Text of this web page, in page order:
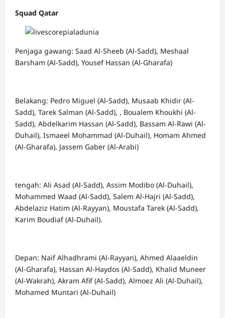
Squad Qatar
Penjaga gawang: Saad Al-Sheeb (Al-Sadd), Meshaal
Barsham (Al-Sadd), Yousef Hassan (Al-Gharafa)
Belakang: Pedro Miguel (Al-Sadd), Musaab Khidir (Al-
Sadd), Tarek Salman (Al-Sadd), , Boualem Khoukhi (Al-
Sadd), Abdelkarim Hassan (Al-Sadd), Bassam Al-Rawi (Al-
Duhail), Ismaeel Mohammad (Al-Duhail), Homam Ahmed
(Al-Gharafa), Jassem Gaber (Al-Arabi)
tengah: Ali Asad (Al-Sadd), Assim Modibo (Al-Duhail),
Mohammed Waad (Al-Sadd), Salem Al-Hajri (Al-Sadd),
Abdelaziz Hatim (Al-Rayyan), Moustafa Tarek (Al-Sadd),
Karim Boudiaf (Al-Duhail).
Depan: Naif Alhadhrami (Al-Rayyan), Ahmed Alaaeldin
(Al-Gharafa), Hassan Al-Haydos (Al-Sadd), Khalid Muneer
(Al-Wakrah), Akram Afif (Al-Sadd), Almoez Ali (Al-Duhail),
Mohamed Muntari (Al-Duhail)